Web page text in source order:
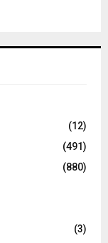
(12)
(491)
(880)
(3)